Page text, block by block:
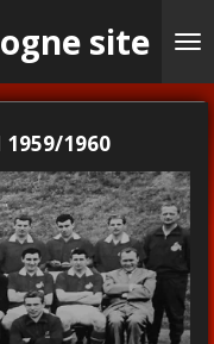
site
1959/1960